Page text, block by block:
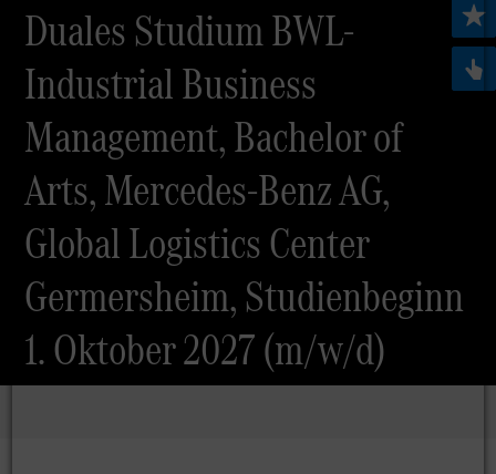
Duales Studium BWL-
Industrial Business
Management, Bachelor of
Arts, Mercedes-Benz AG,
Global Logistics Center
Germersheim, Studienbeginn
1. Oktober 2027 (m/w/d)